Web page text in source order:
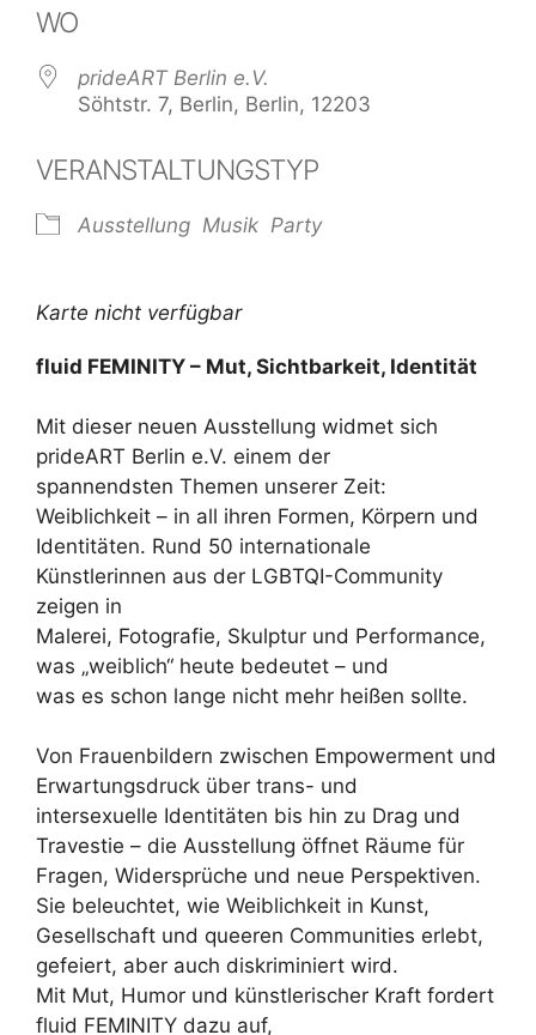
WO
prideART Berlin e.V.
Söhtstr. 7, Berlin, Berlin, 12203
VERANSTALTUNGSTYP
Ausstellung Musik Party
Karte nicht verfügbar
fluid FEMINITY – Mut, Sichtbarkeit, Identität
Mit dieser neuen Ausstellung widmet sich
prideART Berlin e.V. einem der
spannendsten Themen unserer Zeit:
Weiblichkeit – in all ihren Formen, Körpern und
Identitäten. Rund 50 internationale
Künstlerinnen aus der LGBTQI-Community
zeigen in
Malerei, Fotografie, Skulptur und Performance,
was „weiblich“ heute bedeutet – und
was es schon lange nicht mehr heißen sollte.
Von Frauenbildern zwischen Empowerment und
Erwartungsdruck über trans- und
intersexuelle Identitäten bis hin zu Drag und
Travestie – die Ausstellung öffnet Räume für
Fragen, Widersprüche und neue Perspektiven.
Sie beleuchtet, wie Weiblichkeit in Kunst,
Gesellschaft und queeren Communities erlebt,
gefeiert, aber auch diskriminiert wird.
Mit Mut, Humor und künstlerischer Kraft fordert
fluid FEMINITY dazu auf,